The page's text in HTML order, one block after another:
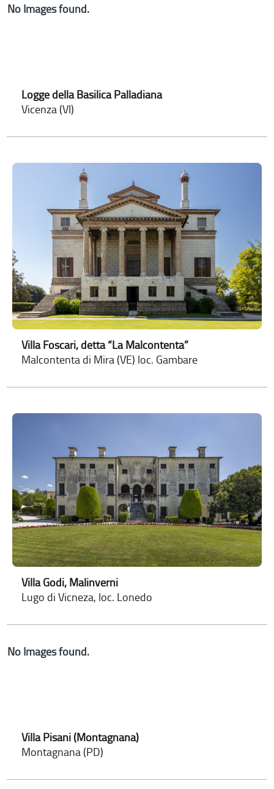
No Images found.
Logge della Basilica Palladiana
Vicenza (VI)
Villa Foscari, detta “La Malcontenta”
Malcontenta di Mira (VE) loc. Gambare
Villa Godi, Malinverni
Lugo di Vicneza, loc. Lonedo
No Images found.
Villa Pisani (Montagnana)
Montagnana (PD)